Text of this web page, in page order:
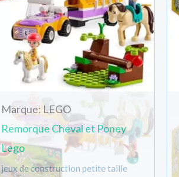
Marque: LEGO
Remorque Cheval et Poney
Lego
jeux de construction petite taille